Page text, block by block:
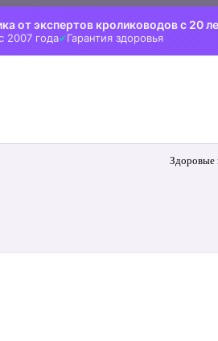
от экспертов кролиководов с 20
2007 года Гарантия здоровья
Здоровые